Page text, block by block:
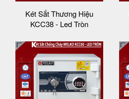
Két Sắt Thương Hiệu
KCC38 - Led Tròn